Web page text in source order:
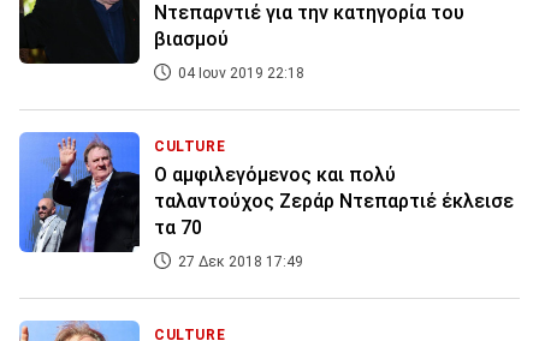
Ντεπαρντιέ για την κατηγορία του
βιασμού
04 Ιουν 2019 22:18
CULTURE
Ο αμφιλεγόμενος και πολύ
ταλαντούχος Ζεράρ Ντεπαρτιέ έκλεισε
τα 70
27 Δεκ 2018 17:49
CULTURE